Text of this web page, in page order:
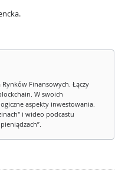
Finansowych. Łączy
W swoich
aspekty inwestowania.
i wideo podcastu